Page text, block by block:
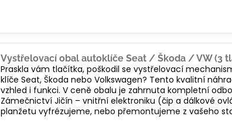
Vystřelovací obal autoklíče Seat / Škoda / VW (3
Praskla vám tlačítka, poškodil se vystřelovací
klíče Seat, Škoda nebo Volkswagen? Tento kvalitní
vzhled i funkci. V ceně obalu je zahrnuta kompletní
Zámečnictví Jičín – vnitřní elektroniku (čip a dálkové
planžetu vyfrézujeme, nebo přemontujeme z vašeho